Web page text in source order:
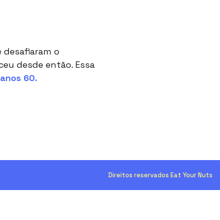
o
desde então. Essa
60.
Direitos reservados Eat Your Nuts